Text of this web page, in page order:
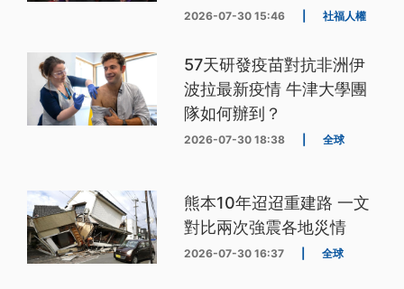
2026-07-30 15:46 社福人權
57天研發疫苗對抗非洲伊
波拉最新疫情 牛津大學團
隊如何辦到？
2026-07-30 18:38 全球
熊本10年迢迢重建路 一文
對比兩次強震各地災情
2026-07-30 16:37 全球